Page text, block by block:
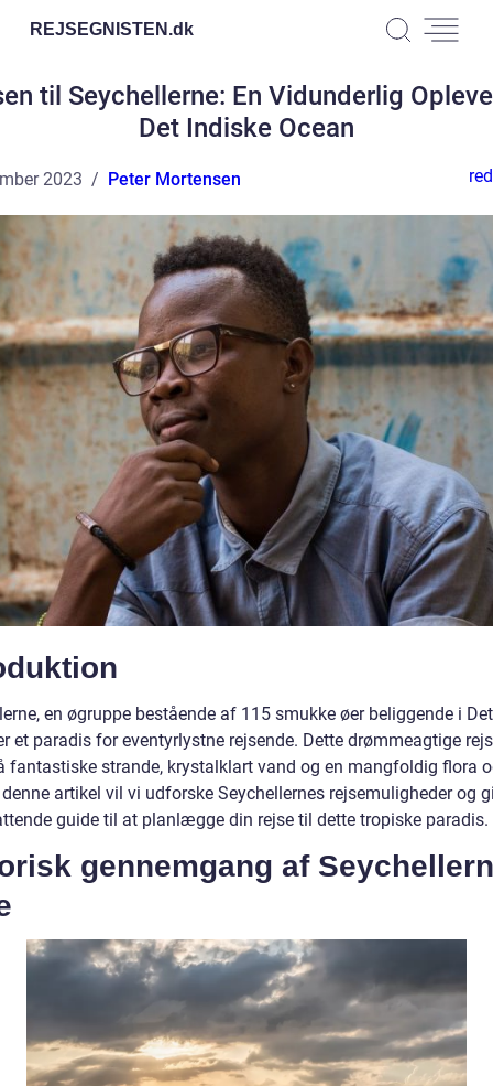
REJSEGNISTEN.dk
til Seychellerne: En Vidunderlig
Det Indiske Ocean
2023 Peter Mortensen
en øgruppe bestående af 115 smukke øer beliggende i
et paradis for eventyrlystne rejsende. Dette drømmeagtige
fantastiske strande, krystalklart vand og en mangfoldig flora
artikel vil vi udforske Seychellernes rejsemuligheder og
guide til at planlægge din rejse til dette tropiske paradis.
gennemgang af